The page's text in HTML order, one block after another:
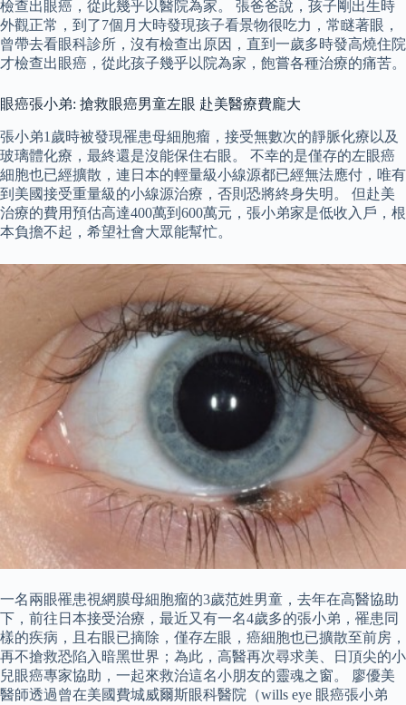
檢查出眼癌，從此幾乎以醫院為家。 張爸爸說，孩子剛出生時
外觀正常，到了7個月大時發現孩子看景物很吃力，常瞇著眼，
曾帶去看眼科診所，沒有檢查出原因，直到一歲多時發高燒住院
才檢查出眼癌，從此孩子幾乎以院為家，飽嘗各種治療的痛苦。
眼癌張小弟: 搶救眼癌男童左眼 赴美醫療費龐大
張小弟1歲時被發現罹患母細胞瘤，接受無數次的靜脈化療以及
玻璃體化療，最終還是沒能保住右眼。 不幸的是僅存的左眼癌
細胞也已經擴散，連日本的輕量級小線源都已經無法應付，唯有
到美國接受重量級的小線源治療，否則恐將終身失明。 但赴美
治療的費用預估高達400萬到600萬元，張小弟家是低收入戶，根
本負擔不起，希望社會大眾能幫忙。
一名兩眼罹患視網膜母細胞瘤的3歲范姓男童，去年在高醫協助
下，前往日本接受治療，最近又有一名4歲多的張小弟，罹患同
樣的疾病，且右眼已摘除，僅存左眼，癌細胞也已擴散至前房，
再不搶救恐陷入暗黑世界；為此，高醫再次尋求美、日頂尖的小
兒眼癌專家協助，一起來救治這名小朋友的靈魂之窗。 廖優美
醫師透過曾在美國費城威爾斯眼科醫院（wills eye 眼癌張小弟